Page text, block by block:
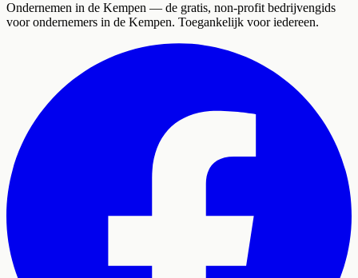
Ondernemen in de Kempen — de gratis, non-profit bedrijvengids
voor ondernemers in de Kempen. Toegankelijk voor iedereen.